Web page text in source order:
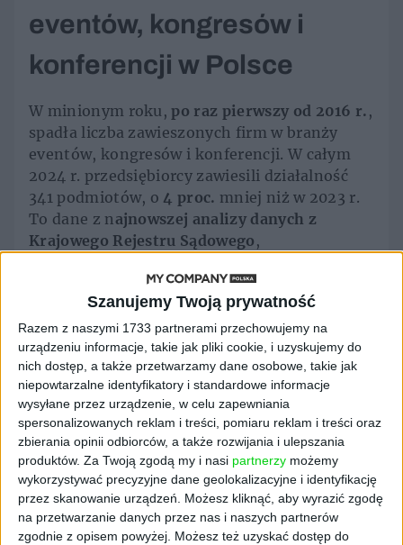
Szanujemy Twoją prywatność
Razem z naszymi 1733 partnerami przechowujemy na
urządzeniu informacje, takie jak pliki cookie, i uzyskujemy do
nich dostęp, a także przetwarzamy dane osobowe, takie jak
niepowtarzalne identyfikatory i standardowe informacje
wysyłane przez urządzenie, w celu zapewniania
spersonalizowanych reklam i treści, pomiaru reklam i treści oraz
zbierania opinii odbiorców, a także rozwijania i ulepszania
produktów. Za Twoją zgodą my i nasi partnerzy możemy
wykorzystywać precyzyjne dane geolokalizacyjne i identyfikację
przez skanowanie urządzeń. Możesz kliknąć, aby wyrazić zgodę
na przetwarzanie danych przez nas i naszych partnerów
zgodnie z opisem powyżej. Możesz też uzyskać dostęp do
eventów, kongresów i
konferencji w Polsce
W minionym roku, po raz pierwszy od 2016 r. ,
spadła liczba zawieszonych firm w branży
eventów, kongresów i konferencji. W całym
2024 r. przedsiębiorcy zawiesili działalność
341 podmiotów, o 4 proc. mniej niż w 2023 r.
To dane z najnowszej analizy danych z
Krajowego Rejestru Sądowego ,
gospodarczą Dun & Brdstreet na zlecenie
ClickMeeting, lidera polskiego rynku narzędzi
do webinarów, konferencji i szkoleń online.
Jednocześnie w 2024 r. zarejestrowano1,5 tys.
nowych działalności w sektorze organizacji
eventów, kongresów i konferencji– średnio
125 firm miesięcznie, ponad 4 dziennie.
Obecnie jest ich jużblisko 6 tys., co stanowi
wzrost o nieco ponad 6,5 proc. rok do roku.
Konferencja online z